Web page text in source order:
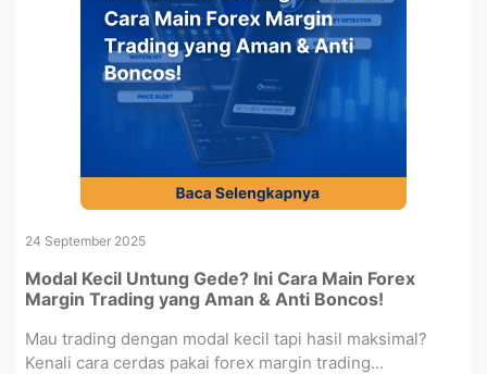
24 September 2025
Modal Kecil Untung Gede? Ini Cara Main Forex
Margin Trading yang Aman & Anti Boncos!
Mau trading dengan modal kecil tapi hasil maksimal?
Kenali cara cerdas pakai forex margin trading...